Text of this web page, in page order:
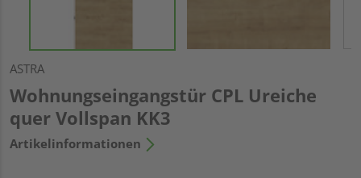
ASTRA
Wohnungseingangstür CPL Ureiche
quer Vollspan KK3
Artikelinformationen